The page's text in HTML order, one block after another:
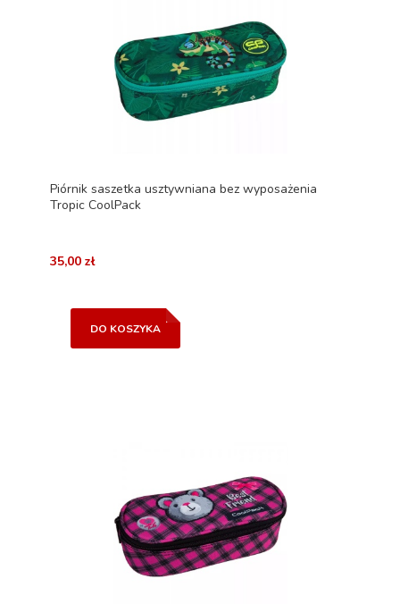
Piórnik saszetka usztywniana bez wyposażenia
Tropic CoolPack
35,00 zł
DO KOSZYKA